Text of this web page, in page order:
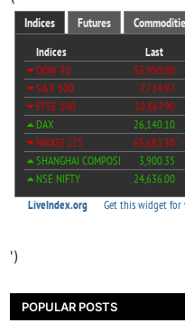
')
POPULAR POSTS